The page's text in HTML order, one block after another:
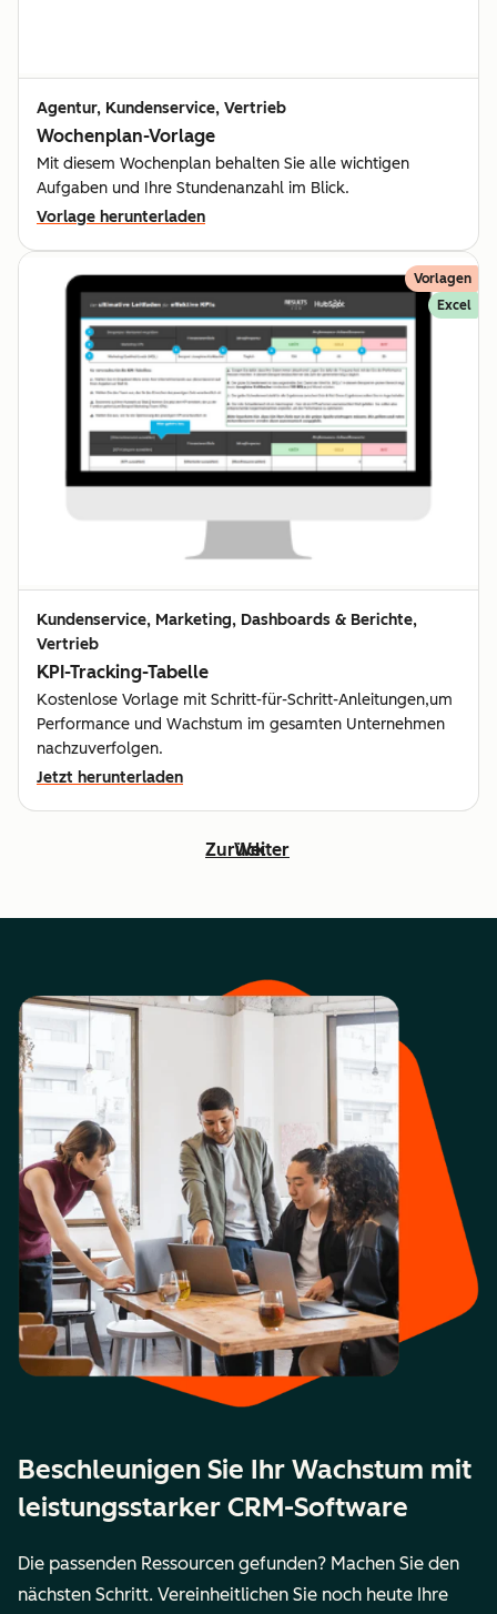
Agentur, Kundenservice, Vertrieb
Wochenplan-Vorlage
Mit diesem Wochenplan behalten Sie alle wichtigen
Aufgaben und Ihre Stundenanzahl im Blick.
Vorlage herunterladen
Vorlagen
Excel
Kundenservice, Marketing, Dashboards & Berichte,
Vertrieb
KPI-Tracking-Tabelle
Kostenlose Vorlage mit Schritt-für-Schritt-Anleitungen,um
Performance und Wachstum im gesamten Unternehmen
nachzuverfolgen.
Jetzt herunterladen
Zurück
Weiter
Beschleunigen Sie Ihr Wachstum mit
leistungsstarker CRM-Software
Die passenden Ressourcen gefunden? Machen Sie den
nächsten Schritt. Vereinheitlichen Sie noch heute Ihre